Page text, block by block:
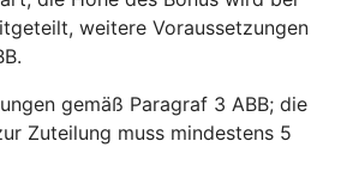
weitere Voraussetzungen
gemäß Paragraf 3 ABB; die
Zuteilung muss mindestens 5